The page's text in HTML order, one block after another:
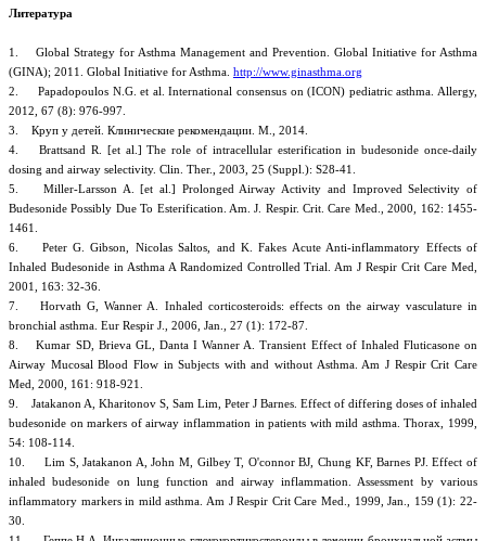
Литература
1. Global Strategy for Asthma Management and Prevention. Global Initiative for Asthma
(GINA); 2011. Global Initiative for Asthma. http://www.ginasthma.org
2. Papadopoulos N.G. et al. International consensus on (ICON) pediatric asthma. Allergy,
2012, 67 (8): 976-997.
3. Круп у детей. Клинические рекомендации. М., 2014.
4. Brattsand R. [et al.] The role of intracellular esterification in budesonide once-daily
dosing and airway selectivity. Clin. Ther., 2003, 25 (Suppl.): S28-41.
5. Miller-Larsson A. [et al.] Prolonged Airway Activity and Improved Selectivity of
Budesonide Possibly Due To Esterification. Am. J. Respir. Crit. Care Med., 2000, 162: 1455-
1461.
6. Peter G. Gibson, Nicolas Saltos, and K. Fakes Acute Anti-inflammatory Effects of
Inhaled Budesonide in Asthma A Randomized Controlled Trial. Am J Respir Crit Care Med,
2001, 163: 32-36.
7. Horvath G, Wanner A. Inhaled corticosteroids: effects on the airway vasculature in
bronchial asthma. Eur Respir J., 2006, Jan., 27 (1): 172-87.
8. Kumar SD, Brieva GL, Danta I Wanner A. Transient Effect of Inhaled Fluticasone on
Airway Mucosal Blood Flow in Subjects with and without Asthma. Am J Respir Crit Care
Med, 2000, 161: 918-921.
9. Jatakanon A, Kharitonov S, Sam Lim, Peter J Barnes. Effect of differing doses of inhaled
budesonide on markers of airway inflammation in patients with mild asthma. Thorax, 1999,
54: 108-114.
10. Lim S, Jatakanon A, John M, Gilbey T, O'connor BJ, Chung KF, Barnes PJ. Effect of
inhaled budesonide on lung function and airway inflammation. Assessment by various
inflammatory markers in mild asthma. Am J Respir Crit Care Med., 1999, Jan., 159 (1): 22-
30.